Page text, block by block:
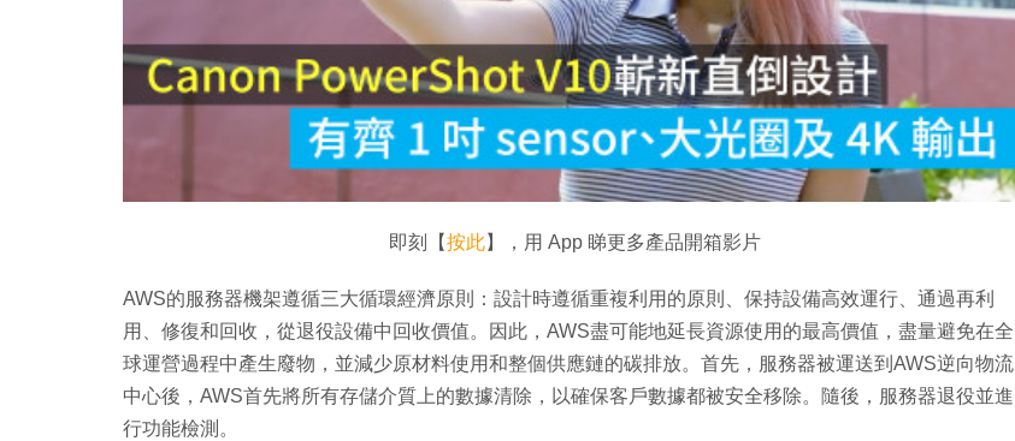
放
影
片
即刻【按此】，用 App 睇更多產品開箱影片
AWS的服務器機架遵循三大循環經濟原則：設計時遵循重複利用的原則、保持設備高效運行、通過再利
用、修復和回收，從退役設備中回收價值。因此，AWS盡可能地延長資源使用的最高價值，盡量避免在全
球運營過程中產生廢物，並減少原材料使用和整個供應鏈的碳排放。首先，服務器被運送到AWS逆向物流
中心後，AWS首先將所有存儲介質上的數據清除，以確保客戶數據都被安全移除。隨後，服務器退役並進
行功能檢測。